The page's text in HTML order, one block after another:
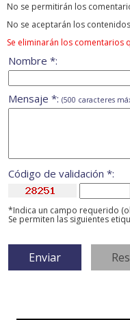
No se permitirán los
No se aceptarán los
Se eliminarán los comentarios
Nombre *:
Mensaje *: (500 caracteres
Código de validación *:
*Indica un campo requerido
Se permiten las siguientes